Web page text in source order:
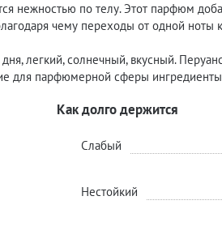
нежностью по телу. Этот парфюм
чему переходы от одной ноты
легкий, солнечный, вкусный.
парфюмерной сферы
Как долго держится
Слабый
Нестойкий